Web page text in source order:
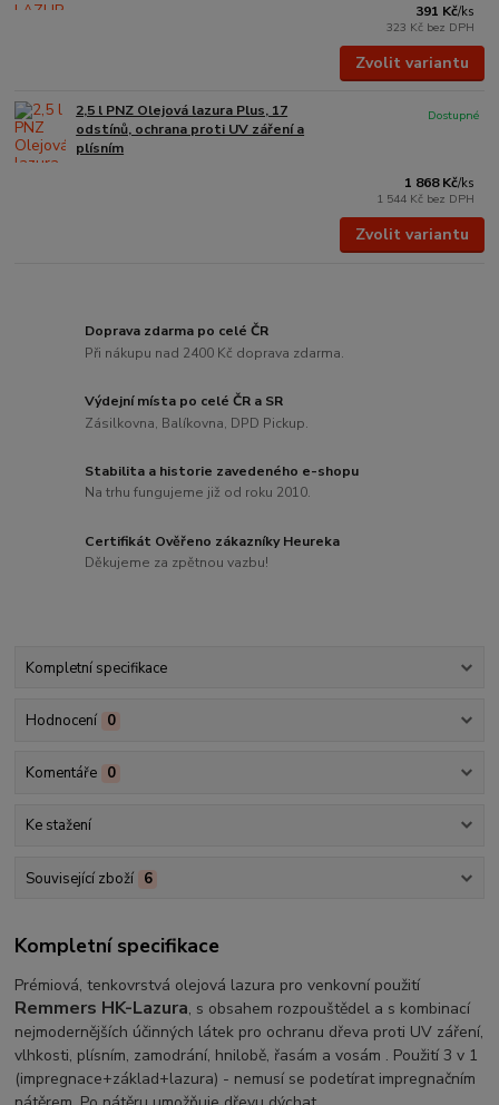
391 Kč/ks
323 Kč bez DPH
Zvolit variantu
2,5 l PNZ Olejová lazura Plus, 17
odstínů, ochrana proti UV záření a
plísním
1 868 Kč/ks
1 544 Kč bez DPH
Dostupné
Zvolit variantu
Doprava zdarma po celé ČR
Při nákupu nad 2400 Kč doprava zdarma.
Výdejní místa po celé ČR a SR
Zásilkovna, Balíkovna, DPD Pickup.
Stabilita a historie zavedeného e-shopu
Na trhu fungujeme již od roku 2010.
Certifikát Ověřeno zákazníky Heureka
Děkujeme za zpětnou vazbu!
Kompletní specifikace
Hodnocení 0
Komentáře 0
Ke stažení
Související zboží 6
Kompletní specifikace
Prémiová, tenkovrstvá olejová lazura pro venkovní použití
Remmers HK-Lazura, s obsahem rozpouštědel a s kombinací
nejmodernějších účinných látek pro ochranu dřeva proti UV záření,
vlhkosti, plísním, zamodrání, hnilobě, řasám a vosám . Použití 3 v 1
(impregnace+základ+lazura) - nemusí se podetírat impregnačním